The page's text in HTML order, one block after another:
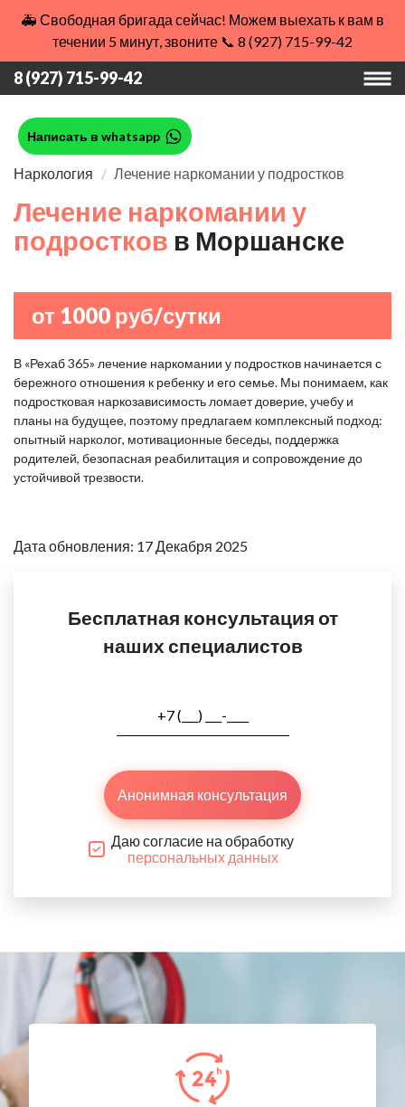
🚑 Свободная бригада сейчас! Можем выехать к вам в
течении 5 минут, звоните 📞 8 (927) 715-99-42
8 (927) 715-99-42
Написать в whatsapp
Наркология Лечение наркомании у подростков
Лечение наркомании у
подростков в Моршанске
от 1000 руб/сутки
В «Рехаб 365» лечение наркомании у подростков начинается с
бережного отношения к ребенку и его семье. Мы понимаем, как
подростковая наркозависимость ломает доверие, учебу и
планы на будущее, поэтому предлагаем комплексный подход:
опытный нарколог, мотивационные беседы, поддержка
родителей, безопасная реабилитация и сопровождение до
устойчивой трезвости.
Дата обновления: 17 Декабря 2025
Бесплатная консультация от
наших специалистов
Анонимная консультация
Даю согласие на обработку
персональных данных